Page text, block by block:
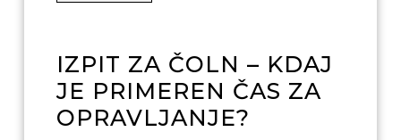
IZPIT ZA ČOLN – KDAJ
JE PRIMEREN ČAS ZA
OPRAVLJANJE?